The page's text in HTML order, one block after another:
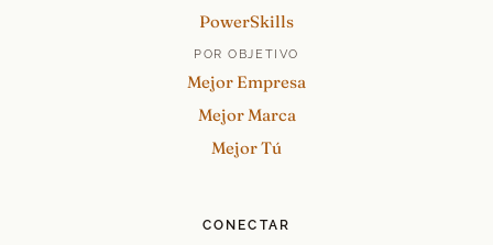
PowerSkills
POR OBJETIVO
Mejor Empresa
Mejor Marca
Mejor Tú
CONECTAR